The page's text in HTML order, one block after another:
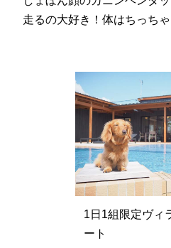
走るの大好き！体はちっち
1日1組限定ヴィ
ート